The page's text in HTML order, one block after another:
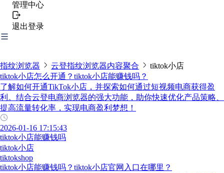
管理中心
退出登录
指纹浏览器 云登指纹浏览器内容聚合
tiktok小店
tiktok小店怎么开通？tiktok小店能赚钱吗？
了解如何开通TikTok小店，并探索如何通过短视频电商获得盈
利。结合云登电商浏览器的强大功能，助你快速优化产品策略、
提高流量转化率，实现电商盈利梦想！
2026-01-16 17:15:43
tiktok小店能赚钱吗
tiktok小店
tiktokshop
tiktok小店能赚钱吗？tiktok小店官网入口在哪里？